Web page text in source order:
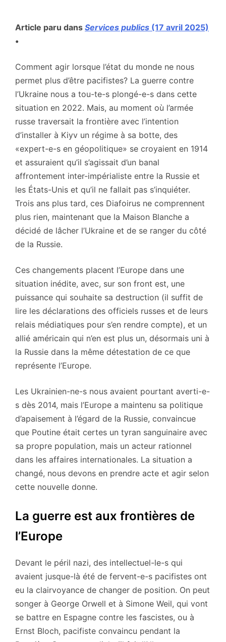
Article paru dans Services publics (17 avril 2025)
•
Comment agir lorsque l’état du monde ne nous
permet plus d’être pacifistes? La guerre contre
l’Ukraine nous a tou-te-s plongé-e-s dans cette
situation en 2022. Mais, au moment où l’armée
russe traversait la frontière avec l’intention
d’installer à Kiyv un régime à sa botte, des
«expert-e-s en géopolitique» se croyaient en 1914
et assuraient qu’il s’agissait d’un banal
affrontement inter-impérialiste entre la Russie et
les États-Unis et qu’il ne fallait pas s’inquiéter.
Trois ans plus tard, ces Diafoirus ne comprennent
plus rien, maintenant que la Maison Blanche a
décidé de lâcher l’Ukraine et de se ranger du côté
de la Russie.
Ces changements placent l’Europe dans une
situation inédite, avec, sur son front est, une
puissance qui souhaite sa destruction (il suffit de
lire les déclarations des officiels russes et de leurs
relais médiatiques pour s’en rendre compte), et un
allié américain qui n’en est plus un, désormais uni à
la Russie dans la même détestation de ce que
représente l’Europe.
Les Ukrainien-ne-s nous avaient pourtant averti-e-
s dès 2014, mais l’Europe a maintenu sa politique
d’apaisement à l’égard de la Russie, convaincue
que Poutine était certes un tyran sanguinaire avec
sa propre population, mais un acteur rationnel
dans les affaires internationales. La situation a
changé, nous devons en prendre acte et agir selon
cette nouvelle donne.
La guerre est aux frontières de
l’Europe
Devant le péril nazi, des intellectuel-le-s qui
avaient jusque-là été de fervent-e-s pacifistes ont
eu la clairvoyance de changer de position. On peut
songer à George Orwell et à Simone Weil, qui vont
se battre en Espagne contre les fascistes, ou à
Ernst Bloch, pacifiste convaincu pendant la